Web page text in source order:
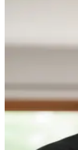
WhatsApp